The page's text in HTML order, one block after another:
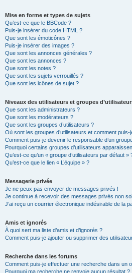
Mise en forme et types de sujets
Qu’est-ce que le BBCode ?
Puis-je insérer du code HTML ?
Que sont les émoticônes ?
Puis-je insérer des images ?
Que sont les annonces générales ?
Que sont les annonces ?
Que sont les notes ?
Que sont les sujets verrouillés ?
Que sont les icônes de sujet ?
Niveaux des utilisateurs et groupes
Que sont les administrateurs ?
Que sont les modérateurs ?
Que sont les groupes d’utilisateurs ?
Où sont les groupes d’utilisateurs et comment puis-
Comment puis-je devenir le responsable d’un
Pourquoi certains groupes d’utilisateurs
Qu’est-ce qu’un « groupe d’utilisateurs par défaut »
Qu’est-ce que le lien « L’équipe » ?
Messagerie privée
Je ne peux pas envoyer de messages privés !
Je continue à recevoir des messages privés non
J’ai reçu un courrier électronique indésirable de la
Amis et ignorés
À quoi sert ma liste d’amis et d’ignorés ?
Comment puis-je ajouter ou supprimer des
Recherche dans les forums
Comment puis-je effectuer une recherche dans un
Pourquoi ma recherche ne renvoie aucun résultat ?